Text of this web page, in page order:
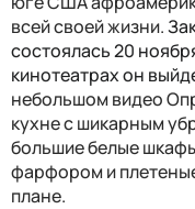
всей своей жизни.
состоялась 20
кинотеатрах он
небольшом видео
кухне с шикарным
большие белые
фарфором и
плане.